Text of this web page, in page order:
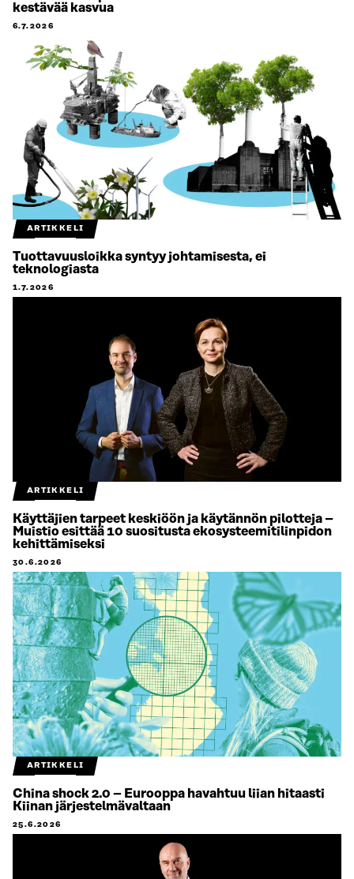
kestävää kasvua
6.7.2026
ARTIKKELI
Tuottavuusloikka syntyy johtamisesta, ei
teknologiasta
1.7.2026
ARTIKKELI
Käyttäjien tarpeet keskiöön ja käytännön pilotteja –
Muistio esittää 10 suositusta ekosysteemitilinpidon
kehittämiseksi
30.6.2026
ARTIKKELI
China shock 2.0 – Eurooppa havahtuu liian hitaasti
Kiinan järjestelmävaltaan
25.6.2026